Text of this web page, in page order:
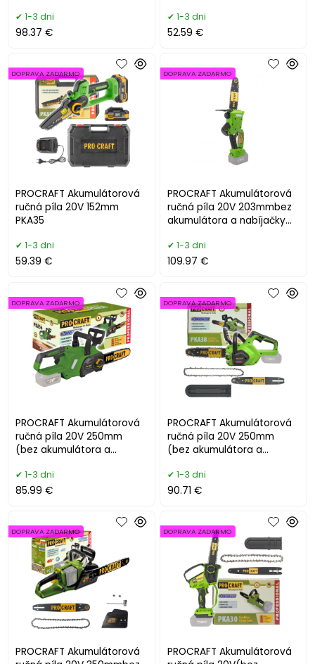
1-3 dni
98.37 €
1-3 dni
52.59 €
PROCRAFT Akumulátorová
ručná píla 20V 152mm
PKA35
DOPRAVA ZADARMO
1-3 dni
59.39 €
PROCRAFT Akumulátorová
ručná píla 20V 203mmbez
akumulátora a nabíjačky
DOPRAVA ZADARMO
1-3 dni
109.97 €
PROCRAFT Akumulátorová
ručná píla 20V 250mm
(bez akumulátora a
DOPRAVA ZADARMO
1-3 dni
85.99 €
PROCRAFT Akumulátorová
ručná píla 20V 250mm
(bez akumulátora a
DOPRAVA ZADARMO
1-3 dni
90.71 €
PROCRAFT Akumulátorová
DOPRAVA ZADARMO
PROCRAFT Akumulátorová
DOPRAVA ZADARMO